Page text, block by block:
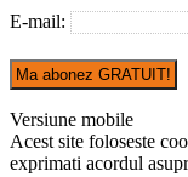
E-mail:
Versiune mobile
Acest site foloseste
exprimati acordul